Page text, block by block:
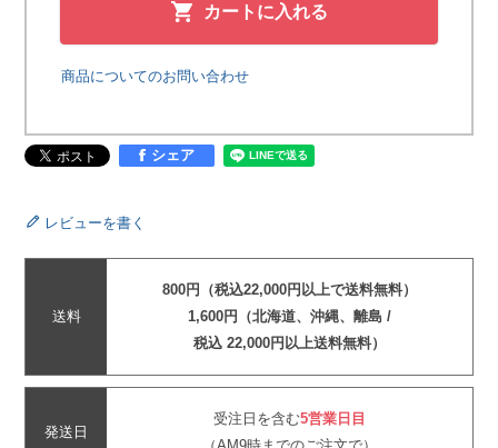
カートに入れる
商品についてのお問い合わせ
シェア
レビューを書く
送料
800円（税込22,000円以上で送料無料）
1,600円（北海道、沖縄、離島 /
税込 22,000円以上送料無料）
発送日
受注日を含む5営業日目